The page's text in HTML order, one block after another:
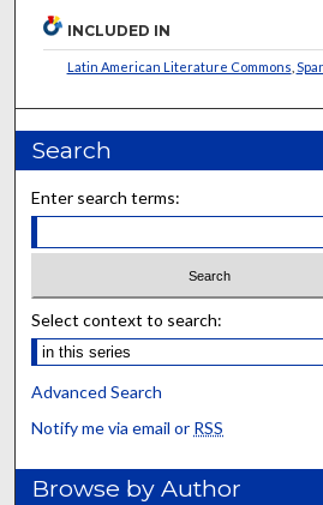
INCLUDED IN
Latin American Literature Commons
Search
Enter search terms:
Select context to search:
Advanced Search
Notify me via email or RSS
Browse by Author